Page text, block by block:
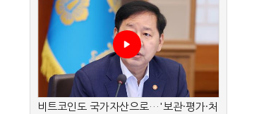
비트코인도 국가자산으로…'보관·평가·처